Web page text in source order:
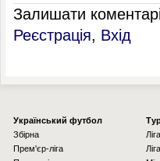
Залишати
Реєстрація, Вхід
Українcький футбол
Збірна
Прем'єр-ліга